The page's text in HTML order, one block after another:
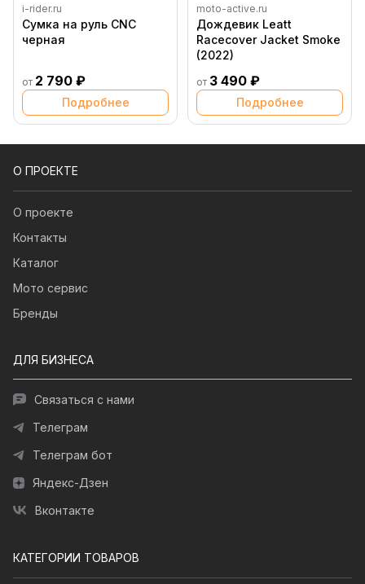
i-rider.ru
Сумка на руль CNC
черная
от 2 790 ₽
Подробнее
moto-active.ru
Дождевик Leatt
Racecover Jacket Smoke
(2022)
от 3 490 ₽
Подробнее
О ПРОЕКТЕ
О проекте
Контакты
Каталог
Мото сервис
Бренды
ДЛЯ БИЗНЕСА
Связаться с нами
Телеграм
Телеграм бот
Яндекс-Дзен
Вконтакте
КАТЕГОРИИ ТОВАРОВ